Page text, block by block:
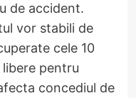
de accident.
vor stabili de
cele 10
pentru
concediul de